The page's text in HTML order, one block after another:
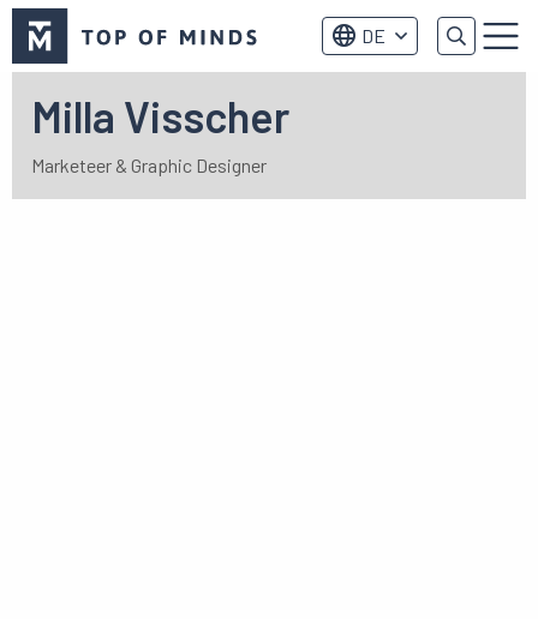
of
Minds
DE Menu
Milla Visscher
Marketeer & Graphic Designer